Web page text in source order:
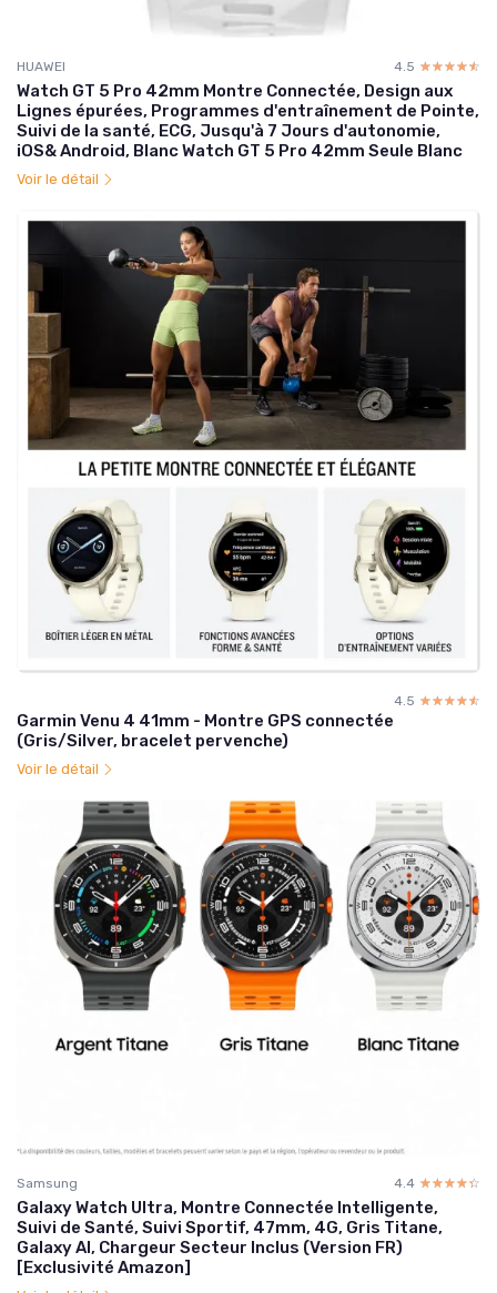
HUAWEI 4.5 ☆☆☆☆☆
★★★★★
Watch GT 5 Pro 42mm Montre Connectée, Design aux
Lignes épurées, Programmes d'entraînement de Pointe,
Suivi de la santé, ECG, Jusqu'à 7 Jours d'autonomie,
iOS& Android, Blanc Watch GT 5 Pro 42mm Seule Blanc
Voir le détail
4.5 ☆☆☆☆☆
★★★★★
Garmin Venu 4 41mm - Montre GPS connectée
(Gris/Silver, bracelet pervenche)
Voir le détail
Samsung 4.4 ☆☆☆☆☆
★★★★★
Galaxy Watch Ultra, Montre Connectée Intelligente,
Suivi de Santé, Suivi Sportif, 47mm, 4G, Gris Titane,
Galaxy AI, Chargeur Secteur Inclus (Version FR)
[Exclusivité Amazon]